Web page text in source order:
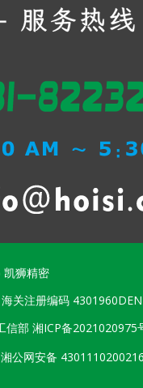
凯狮精密
海关注册编码 4301960DEN
信部 湘ICP备2021020975
湘公网安备